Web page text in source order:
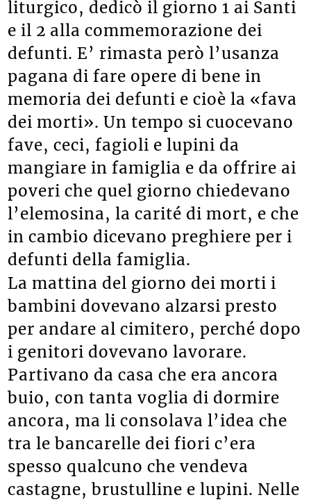
liturgico, dedicò il giorno 1 ai Santi
e il 2 alla commemorazione dei
defunti. E’ rimasta però l’usanza
pagana di fare opere di bene in
memoria dei defunti e cioè la «fava
dei morti». Un tempo si cuocevano
fave, ceci, fagioli e lupini da
mangiare in famiglia e da offrire ai
poveri che quel giorno chiedevano
l’elemosina, la carité di mort, e che
in cambio dicevano preghiere per i
defunti della famiglia.
La mattina del giorno dei morti i
bambini dovevano alzarsi presto
per andare al cimitero, perché dopo
i genitori dovevano lavorare.
Partivano da casa che era ancora
buio, con tanta voglia di dormire
ancora, ma li consolava l’idea che
tra le bancarelle dei fiori c’era
spesso qualcuno che vendeva
castagne, brustulline e lupini. Nelle